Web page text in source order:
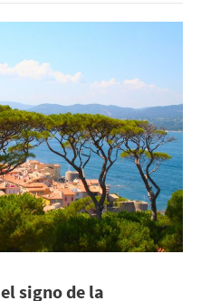
signo de la